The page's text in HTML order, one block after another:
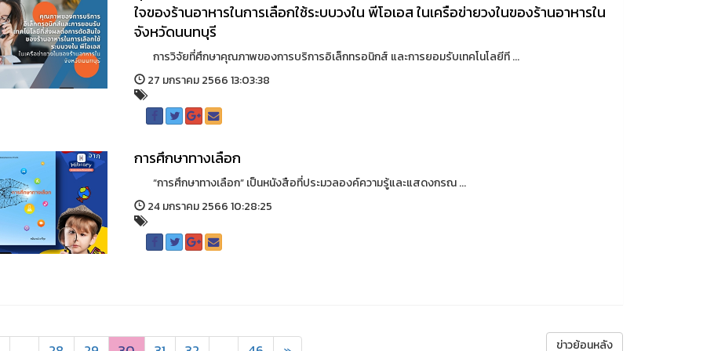
ใจของร้านอาหารในการเลือกใช้ระบบวงใน พีโอเอส ในเครือข่ายวงในของร้านอาหารใน
จังหวัดนนทบุรี
การวิจัยที่ศึกษาคุณภาพของการบริการอิเล็กทรอนิกส์ และการยอมรับเทคโนโลยีที ...
27 มกราคม 2566 13:03:38
การศึกษาทางเลือก
“การศึกษาทางเลือก” เป็นหนังสือที่ประมวลองค์ความรู้และแสดงกรณ ...
24 มกราคม 2566 10:28:25
ข่าวย้อนหลัง